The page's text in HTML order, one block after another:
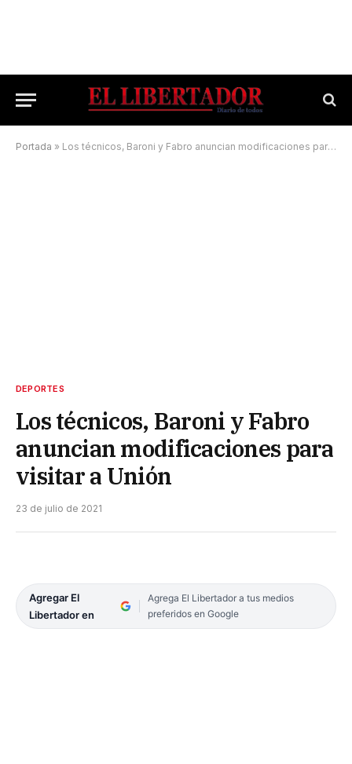
Portada » Los técnicos, Baroni y Fabro anuncian modificaciones para visitar a Unión
DEPORTES
Los técnicos, Baroni y Fabro
anuncian modificaciones para
visitar a Unión
23 de julio de 2021
Agregar El
Libertador en
Agrega El Libertador a tus medios
preferidos en Google